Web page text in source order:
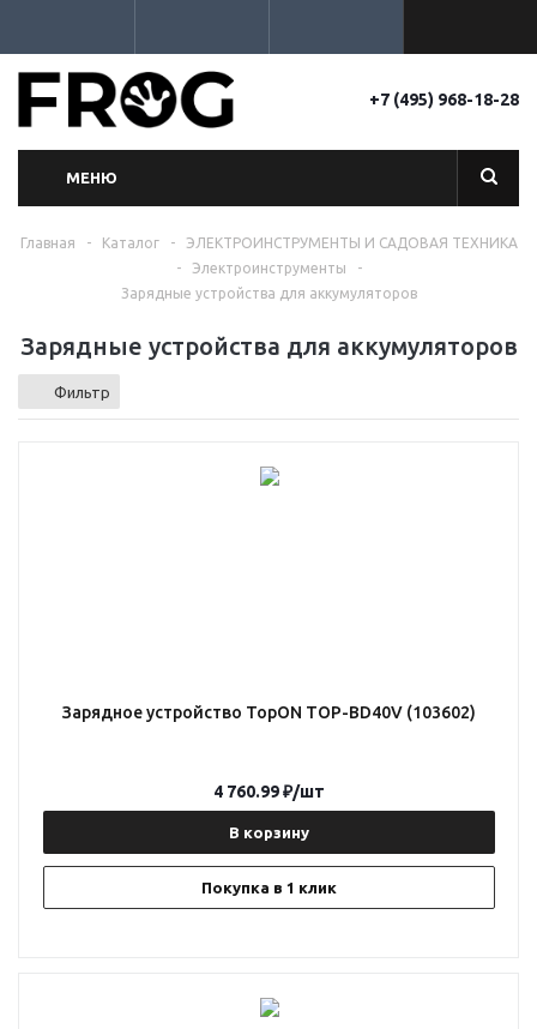
+7 (495) 968-18-28
МЕНЮ
Главная - Каталог -
ЭЛЕКТРОИНСТРУМЕНТЫ И САДОВАЯ ТЕХНИКА
-
Электроинструменты
-
Зарядные устройства для аккумуляторов
Зарядные устройства для аккумуляторов
Фильтр
Зарядное устройство TopON TOP-BD40V (103602)
В корзину
Покупка в 1 клик
4 760.99₽/шт